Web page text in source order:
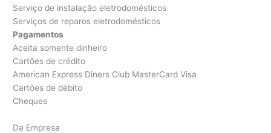
Serviço de instalação eletrodomésticos
Serviços de reparos eletrodomésticos
Pagamentos
Aceita somente dinheiro
Cartões de crédito
American Express Diners Club MasterCard Visa
Cartões de débito
Cheques
Da Empresa